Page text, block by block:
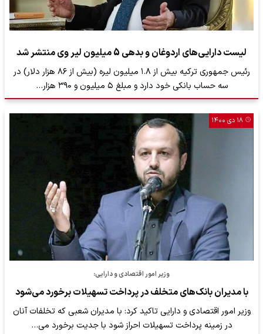
لیست دارایی‌های اردوغان و بدهی 5 میلیون لیر وی منتشر شد
رئیس جمهوری ترکیه بیش از ۱.۸ میلیون لیره (بیش از ۸۶ هزار دلار) در
سه حساب بانکی خود دارد و مبلغ ۵ میلیون و ۳۹۰ هزار…
۱۸ دی ۱۴۰۰
وزیر امور اقتصادی و دارایی:
با مدیران بانک‌های متخلف در پرداخت تسهیلات برخورد می‌شود
وزیر امور اقتصادی و دارایی تاکید کرد: با مدیران شعبی که تخلفات آنان
در زمینه پرداخت تسهیلات احراز شود با جدیت برخورد می…